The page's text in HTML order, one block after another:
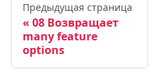
Предыдущая страница
08 Возвращает
many feature
options